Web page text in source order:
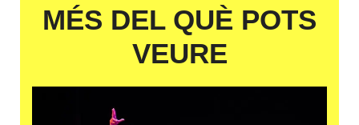
MÉS DEL QUÈ POTS
VEURE